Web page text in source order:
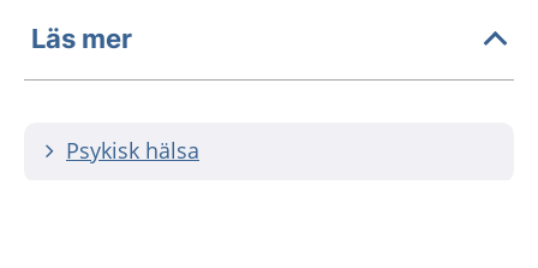
Läs mer
Psykisk hälsa